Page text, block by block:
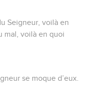
Seigneur, voilà en
mal, voilà en quoi
se moque d’eux.